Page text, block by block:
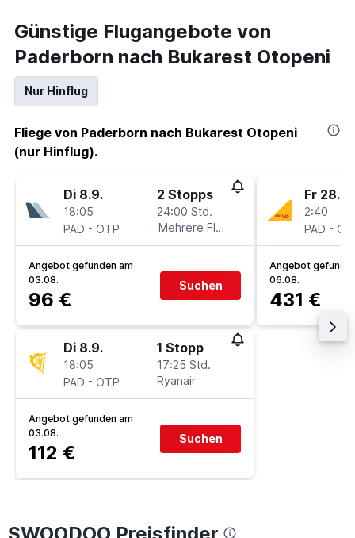
Günstige Flugangebote von
Paderborn nach Bukarest Otopeni
Nur Hinflug
Fliege von Paderborn nach Bukarest Otopeni
(nur Hinflug).
Di 8.9.
18:05
PAD - OTP
2 Stopps
24:00 Std.
Mehrere Fluglinien
Angebot gefunden am
03.08.
96 €
Suchen
Di 8.9.
18:05
PAD - OTP
1 Stopp
17:25 Std.
Ryanair
Angebot gefunden am
03.08.
112 €
Suchen
Fr 28.8.
2:40
PAD -
Angebot
06.08.
431 €